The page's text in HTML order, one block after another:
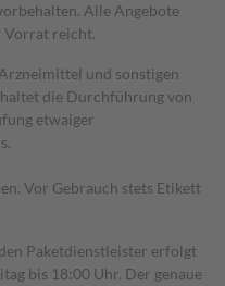
Alle Angebote
Vorrat reicht.
und sonstigen
die Durchführung von
etwaiger
Vor Gebrauch stets Etikett
Paketdienstleister erfolgt
bis 18:00 Uhr. Der genaue